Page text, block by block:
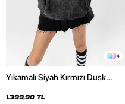
4
Yıkamalı Siyah Kırmızı Dusk
1.399,90 TL